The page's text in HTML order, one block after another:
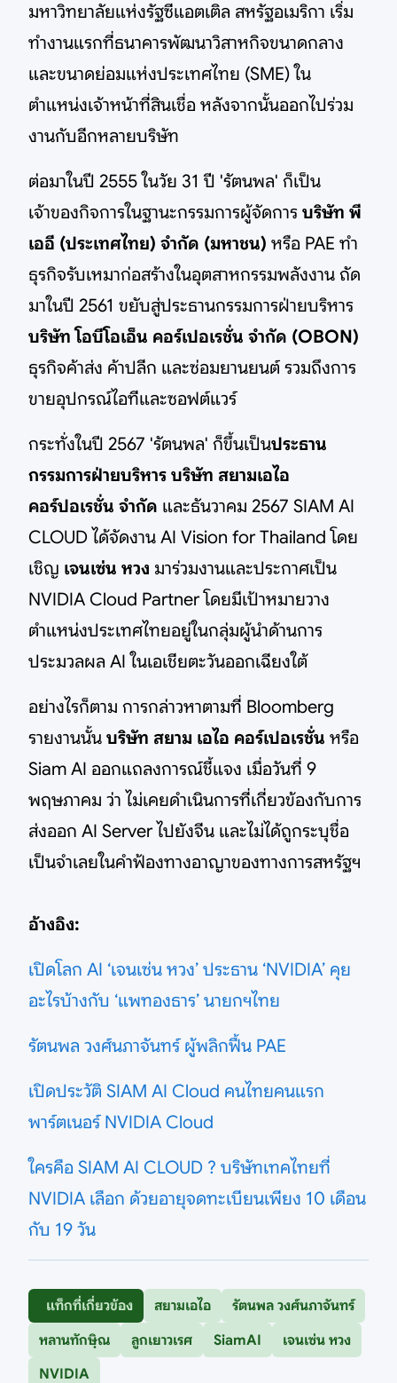
มหาวิทยาลัยแห่งรัฐซีแอตเติล สหรัฐอเมริกา เริ่ม
ทำงานแรกที่ธนาคารพัฒนาวิสาหกิจขนาดกลาง
และขนาดย่อมแห่งประเทศไทย (SME) ใน
ตำแหน่งเจ้าหน้าที่สินเชื่อ หลังจากนั้นออกไปร่วม
งานกับอีกหลายบริษัท
ต่อมาในปี 2555 ในวัย 31 ปี 'รัตนพล' ก็เป็น
เจ้าของกิจการในฐานะกรรมการผู้จัดการ บริษัท พี
เออี (ประเทศไทย) จำกัด (มหาชน) หรือ PAE ทำ
ธุรกิจรับเหมาก่อสร้างในอุตสาหกรรมพลังงาน ถัด
มาในปี 2561 ขยับสู่ประธานกรรมการฝ่ายบริหาร
บริษัท โอบีโอเอ็น คอร์เปอเรชั่น จำกัด (OBON)
ธุรกิจค้าส่ง ค้าปลีก และซ่อมยานยนต์ รวมถึงการ
ขายอุปกรณ์ไอทีและซอฟต์แวร์
กระทั่งในปี 2567 'รัตนพล' ก็ขึ้นเป็นประธาน
กรรมการฝ่ายบริหาร บริษัท สยามเอไอ
คอร์ปอเรชั่น จำกัด และธันวาคม 2567 SIAM AI
CLOUD ได้จัดงาน AI Vision for Thailand โดย
เชิญ เจนเซ่น หวง มาร่วมงานและประกาศเป็น
NVIDIA Cloud Partner โดยมีเป้าหมายวาง
ตำแหน่งประเทศไทยอยู่ในกลุ่มผู้นำด้านการ
ประมวลผล AI ในเอเชียตะวันออกเฉียงใต้
อย่างไรก็ตาม การกล่าวหาตามที่ Bloomberg
รายงานนั้น บริษัท สยาม เอไอ คอร์เปอเรชั่น หรือ
Siam AI ออกแถลงการณ์ชี้แจง เมื่อวันที่ 9
พฤษภาคม ว่า ไม่เคยดำเนินการที่เกี่ยวข้องกับการ
ส่งออก AI Server ไปยังจีน และไม่ได้ถูกระบุชื่อ
เป็นจำเลยในคำฟ้องทางอาญาของทางการสหรัฐฯ
อ้างอิง:
เปิดโลก AI ‘เจนเซ่น หวง’ ประธาน ‘NVIDIA’ คุย
อะไรบ้างกับ ‘แพทองธาร’ นายกฯไทย
รัตนพล วงศ์นภาจันทร์ ผู้พลิกฟื้น PAE
เปิดประวัติ SIAM AI Cloud คนไทยคนแรก
พาร์ตเนอร์ NVIDIA Cloud
ใครคือ SIAM AI CLOUD ? บริษัทเทคไทยที่
NVIDIA เลือก ด้วยอายุจดทะเบียนเพียง 10 เดือน
กับ 19 วัน
แท็กที่เกี่ยวข้อง สยามเอไอ
รัตนพล วงศ์นภาจันทร์
หลานทักษฺิณ
ลูกเยาวเรศ SiamAI
เจนเซ่น หวง
NVIDIA